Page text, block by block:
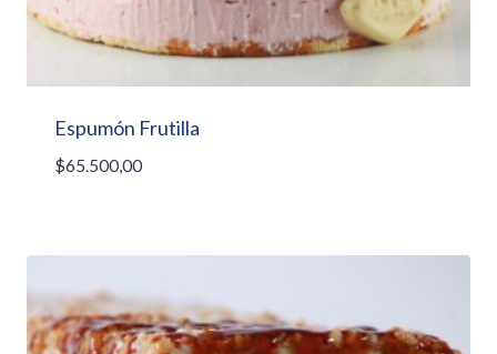
Espumón Frutilla
$65.500,00